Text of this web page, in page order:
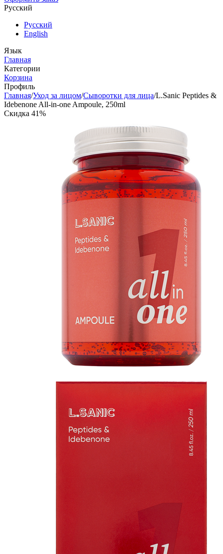
Русский
Русский
English
Язык
Главная
Категории
Корзина
Профиль
Главная/Уход за лицом/Сыворотки для лица/L.Sanic Peptides &
Idebenone All-in-one Ampoule, 250ml
Скидка 41%